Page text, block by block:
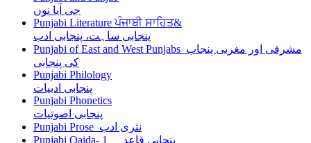
جی آیا نوں
Punjabi Literature ਪੰਜਾਬੀ ਸਾਹਿਤ&
پنجابی ساہت، پنجابی ادب
Punjabi of East and West Punjabs مشرقی اور مغربی پنجاب
کی پنجابی
Punjabi Philology
پنجابی ادبیات
Punjabi Phonetics
پنجابی اصوتیات
Punjabi Prose نثری ادب
Punjabi Qaida- 1 پنجابی قاعدہ